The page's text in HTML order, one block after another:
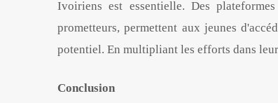
Ivoiriens est essentielle. Des plateformes
prometteurs, permettent aux jeunes
potentiel. En multipliant les efforts dans
Conclusion